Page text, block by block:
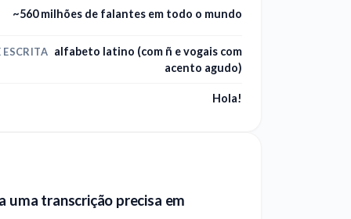
~560 milhões de falantes em todo o mundo
ESCRITA alfabeto latino (com ñ e vogais com
acento agudo)
Hola!
uma transcrição precisa em